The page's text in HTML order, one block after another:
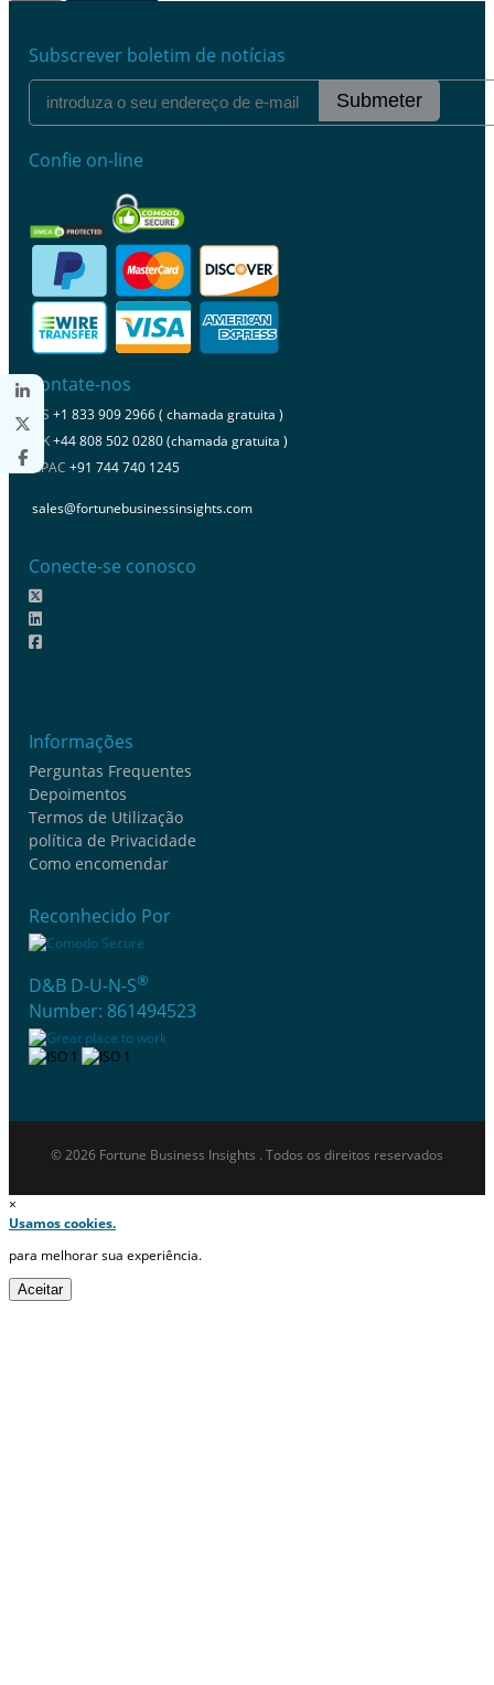
Subscrever boletim de notícias
Submeter
Confie on-line
Contate-nos
US +1 833 909 2966 ( chamada gratuita )
UK+44 808 502 0280 (chamada gratuita )
APAC +91 744 740 1245
sales@fortunebusinessinsights.com
Conecte-se conosco
Informações
Perguntas Frequentes
Depoimentos
Termos de Utilização
política de Privacidade
Como encomendar
Reconhecido Por
D&B D-U-N-S®
Number: 861494523
© 2026 Fortune Business Insights . Todos os direitos reservados
×
Usamos cookies.
para melhorar sua experiência.
Aceitar